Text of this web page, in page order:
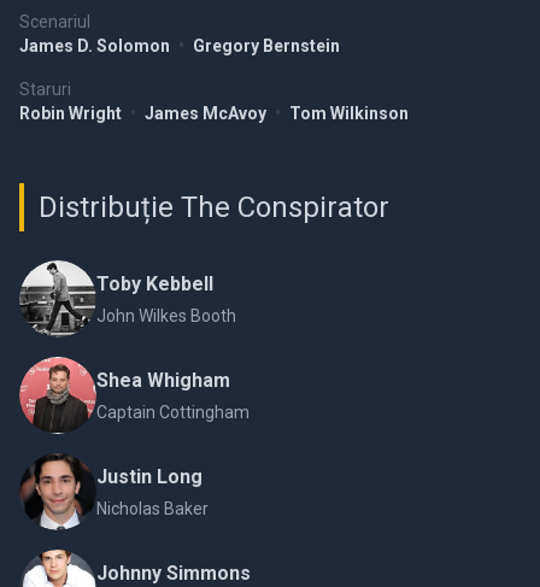
Scenariul
James D. Solomon • Gregory Bernstein
Staruri
Robin Wright • James McAvoy • Tom Wilkinson
Distribuție The Conspirator
Toby Kebbell
John Wilkes Booth
Shea Whigham
Captain Cottingham
Justin Long
Nicholas Baker
Johnny Simmons